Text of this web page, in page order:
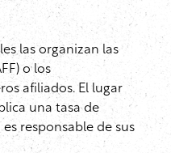
las organizan las
o los
afiliados. El lugar
una tasa de
responsable de sus